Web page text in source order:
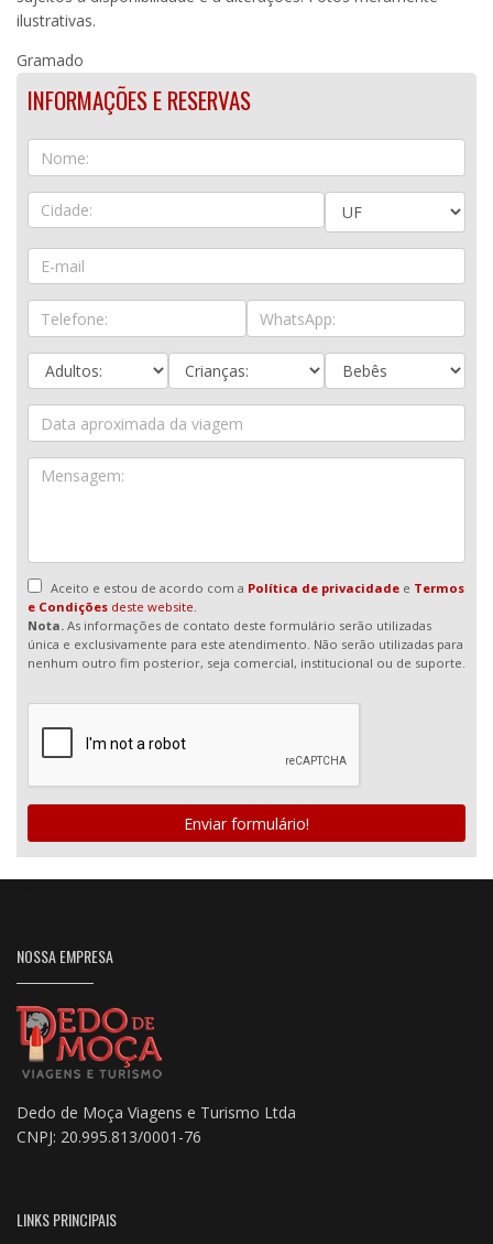
ilustrativas.
Gramado
INFORMAÇÕES E RESERVAS
Aceito e estou de acordo com a Política de privacidadee Termos
e Condições deste website.
Nota. As informações de contato deste formulário serão utilizadas
única e exclusivamente para este atendimento. Não serão utilizadas para
nenhum outro fim posterior, seja comercial, institucional ou de suporte.
Enviar formulário!
NOSSA EMPRESA
Dedo de Moça Viagens e Turismo Ltda
CNPJ: 20.995.813/0001-76
LINKS PRINCIPAIS